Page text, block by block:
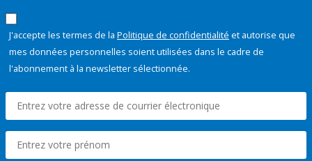
J'accepte les termes de la Politique de confidentialité et autorise que
mes données personnelles soient utilisées dans le cadre de
l'abonnement à la newsletter sélectionnée.